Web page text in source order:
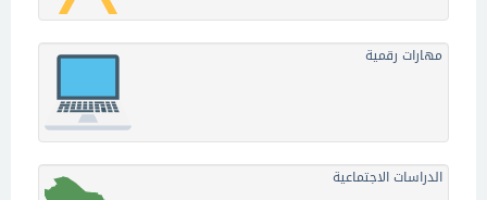
مهارات رقمية
الدراسات الاجتماعية